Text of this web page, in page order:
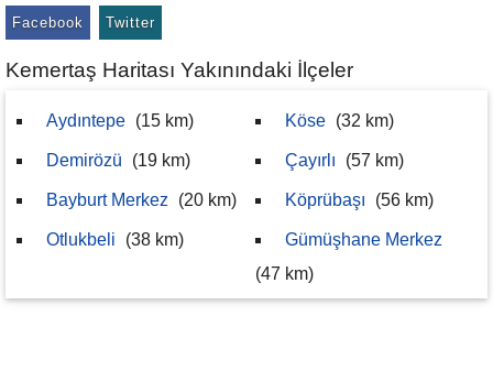
Facebook Twitter
Kemertaş Haritası Yakınındaki İlçeler
Aydıntepe (15 km)
Demirözü (19 km)
Bayburt Merkez (20 km)
Otlukbeli (38 km)
Köse (32 km)
Çayırlı (57 km)
Köprübaşı (56 km)
Gümüşhane Merkez
(47 km)